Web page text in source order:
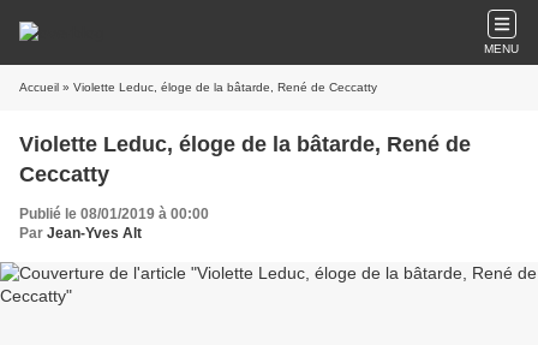
MENU
Accueil » Violette Leduc, éloge de la bâtarde, René de Ceccatty
Violette Leduc, éloge de la bâtarde, René de
Ceccatty
Publié le 08/01/2019 à 00:00
Par Jean-Yves Alt